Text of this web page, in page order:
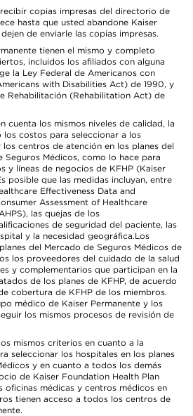
copias impresas del directorio de
hasta que usted abandone Kaiser
de enviarle las copias impresas.
tienen el mismo y completo
incluidos los afiliados con alguna
la Ley Federal de Americanos con
with Disabilities Act) de 1990, y
Rehabilitación (Rehabilitation Act) de
cuenta los mismos niveles de calidad, la
costos para seleccionar a los
centros de atención en los planes del
Seguros Médicos, como lo hace para
y líneas de negocios de KFHP (Kaiser
posible que las medidas incluyan, entre
Effectiveness Data and
Assessment of Healthcare
las quejas de los
de seguridad del paciente, las
y la necesidad geográfica.Los
del Mercado de Seguros Médicos de
los proveedores del cuidado de la salud
y complementarios que participan en la
de los planes de KFHP, de acuerdo
cobertura de KFHP de los miembros.
médico de Kaiser Permanente y los
los mismos procesos de revisión de
mismos criterios en cuanto a la
seleccionar los hospitales en los planes
y en cuanto a todos los demás
de Kaiser Foundation Health Plan
oficinas médicas y centros médicos en
tienen acceso a todos los centros de